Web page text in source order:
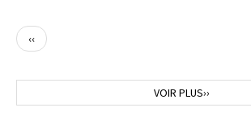
Page
précédente
‹‹
Page
suivante
VOIR PLUS››